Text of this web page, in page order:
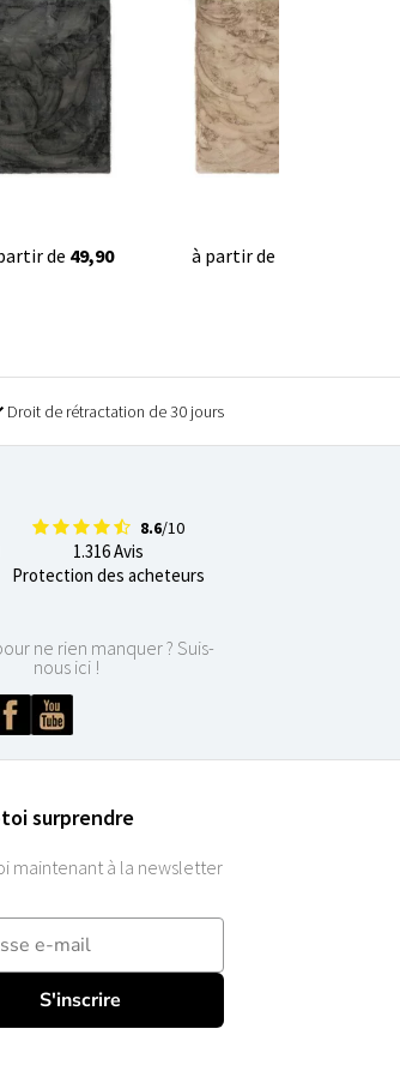
de 49,90 à partir de
Droit de rétractation de 30 jours
8.6/10
1.316 Avis
Protection des acheteurs
ne rien manquer ? Suis-
nous ici !
surprendre
maintenant à la newsletter
S'inscrire